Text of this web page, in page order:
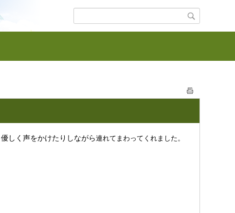
優しく声をかけたりしながら連れてまわってくれました。